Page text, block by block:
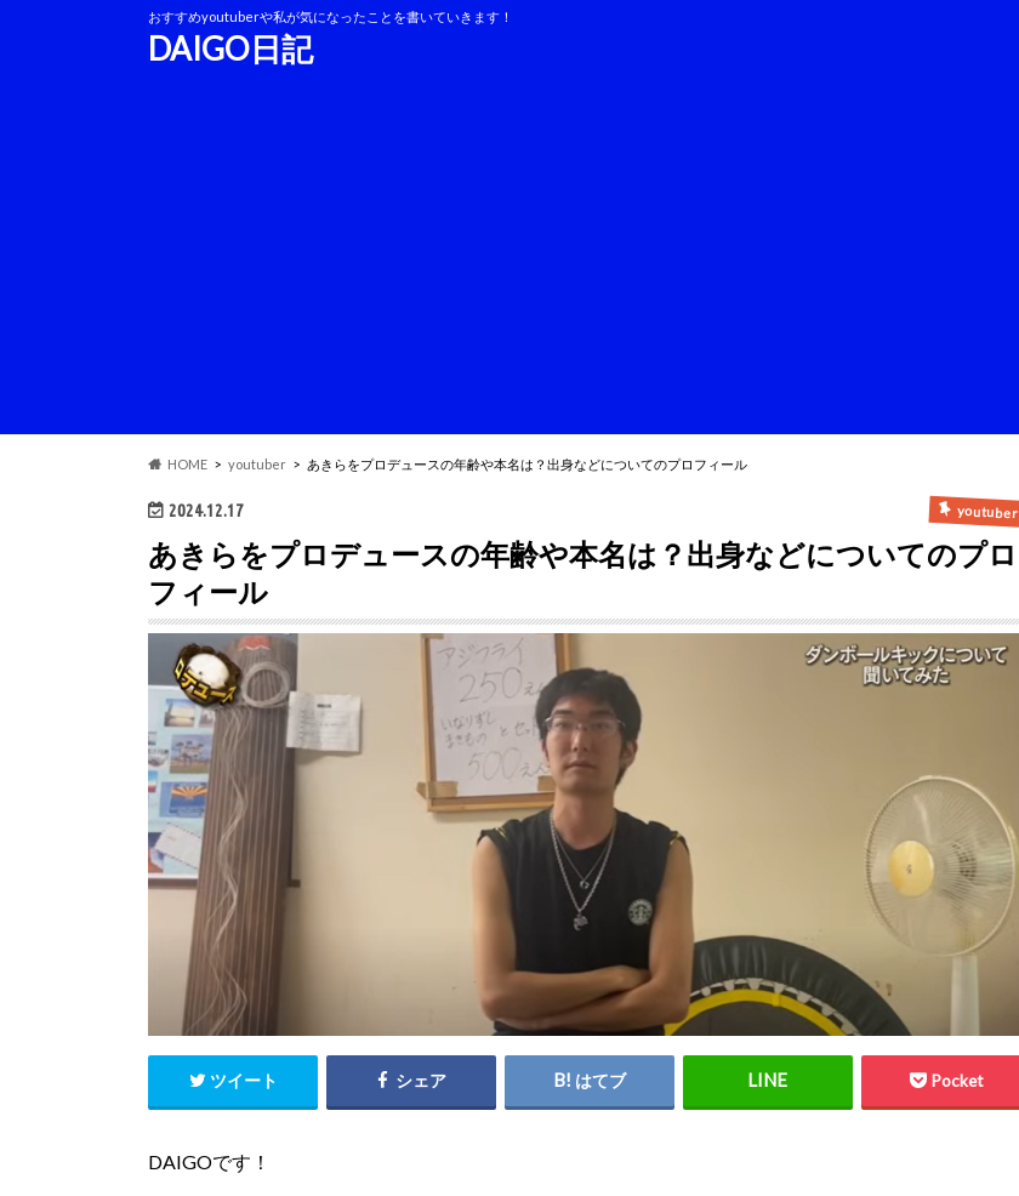
おすすめyoutuberや私が気になったことを書いていきます！
DAIGO日記
HOME youtuber あきらをプロデュースの年齢や本名は？出身などについてのプロフィール
2024.12.17 youtuber
あきらをプロデュースの年齢や本名は？出身などについてのプロ
フィール
ツイート シェア はてブ Pocket
DAIGOです！